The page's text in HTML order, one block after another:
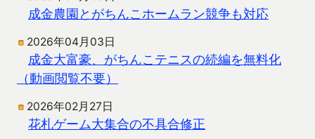
成金農園とがちんこホームラン競争も対応
2026年04月03日
成金大富豪、がちんこテニスの続編を無料化
（動画閲覧不要）
2026年02月27日
花札ゲーム大集合の不具合修正